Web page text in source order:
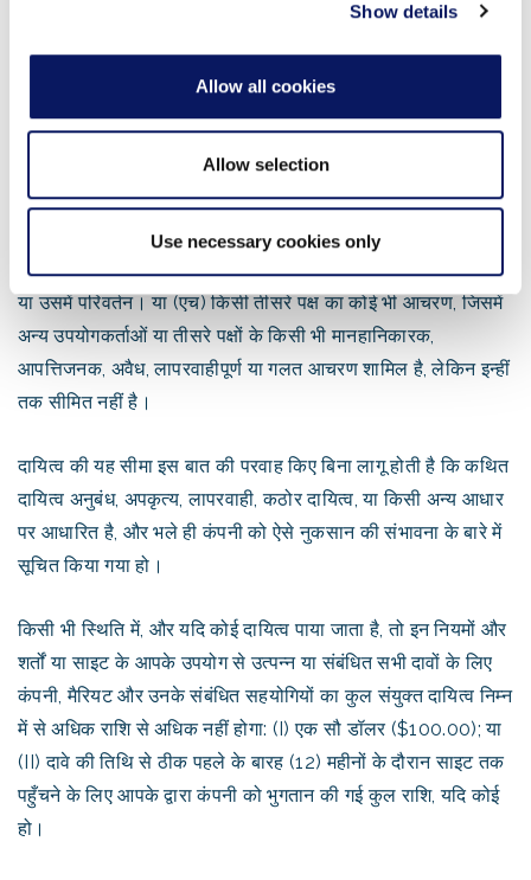
Show details
Allow all cookies
Allow selection
Use necessary cookies only
माध्यम से किए गए या साइट द्वारा सुगम बनाए गए कोई भी लेनदेन; (E)
कंपनी के उचित नियंत्रण से परे प्रदर्शन में कोई भी देरी या विफलता; (F)
कोई भी वायरस, ट्रोजन हॉर्स, वर्म्स, या अन्य अक्षम करने वाले उपकरण या
हानिकारक घटक जो आपके कंप्यूटर उपकरण या अन्य संपत्ति को प्रभावित
कर सकते हैं; (G) आपके प्रसारण या डेटा तक कोई भी अनधिकृत पहुंच
या उसमें परिवर्तन। या (एच) किसी तीसरे पक्ष का कोई भी आचरण, जिसमें
अन्य उपयोगकर्ताओं या तीसरे पक्षों के किसी भी मानहानिकारक,
आपत्तिजनक, अवैध, लापरवाहीपूर्ण या गलत आचरण शामिल है, लेकिन इन्हीं
तक सीमित नहीं है।
दायित्व की यह सीमा इस बात की परवाह किए बिना लागू होती है कि कथित
दायित्व अनुबंध, अपकृत्य, लापरवाही, कठोर दायित्व, या किसी अन्य आधार
पर आधारित है, और भले ही कंपनी को ऐसे नुकसान की संभावना के बारे में
सूचित किया गया हो।
किसी भी स्थिति में, और यदि कोई दायित्व पाया जाता है, तो इन नियमों और
शर्तों या साइट के आपके उपयोग से उत्पन्न या संबंधित सभी दावों के लिए
कंपनी, मैरियट और उनके संबंधित सहयोगियों का कुल संयुक्त दायित्व निम्न
में से अधिक राशि से अधिक नहीं होगा: (I) एक सौ डॉलर ($100.00); या
(II) दावे की तिथि से ठीक पहले के बारह (12) महीनों के दौरान साइट तक
पहुँचने के लिए आपके द्वारा कंपनी को भुगतान की गई कुल राशि, यदि कोई
हो।